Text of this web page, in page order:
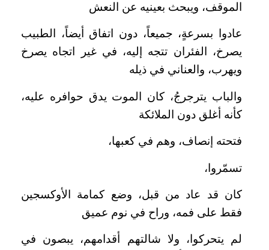
الموقف، ويبحث بعينيه عن النعش
عادوا بسرعةٍ، جميعاً، دون اتفاق أيضاً، الطبيب
يصرخ، الفئران تتجه إليه، في غير اتجاه يصرخ
ويهرب، والعناني في ذيله
والباب يترجرجُ، كان الموت يدق حوافره عليه،
كأنه أغلق دون الملائكة
فتحته إنصاف، وهم في كعبها،
تسمّروا،
كان قد عاد من قبل، وضع كمامة الأوكسجين
فقط على فمه، وراح في نوم عميق
لم يتحركوا، ولا شالتهم أقدامهم، يبصون في